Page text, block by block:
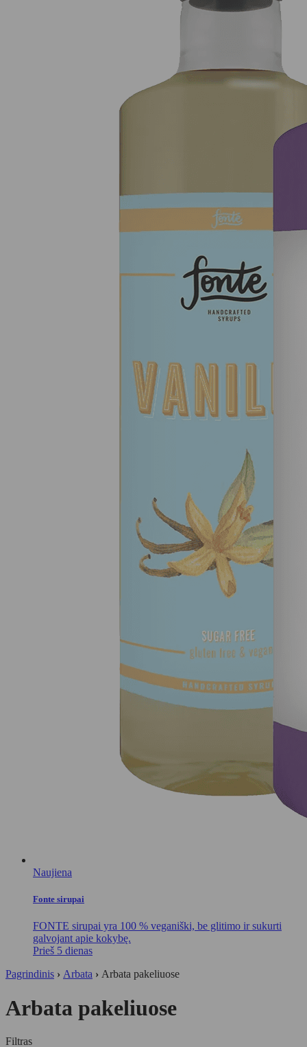
Naujiena
Fonte sirupai
FONTE sirupai yra 100 % veganiški, be glitimo ir sukurti
galvojant apie kokybę.
Prieš 5 dienas
Pagrindinis › Arbata › Arbata pakeliuose
Arbata pakeliuose
Filtras